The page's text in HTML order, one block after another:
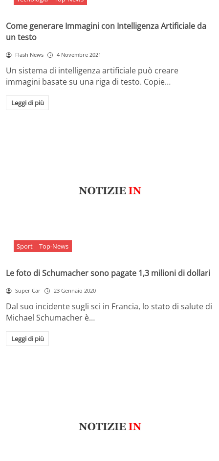
Come generare Immagini con Intelligenza Artificiale da
un testo
Flash News 4 Novembre 2021
Un sistema di intelligenza artificiale può creare
immagini basate su una riga di testo. Copie…
Leggi di più
Sport Top-News
Le foto di Schumacher sono pagate 1,3 milioni di dollari
Super Car 23 Gennaio 2020
Dal suo incidente sugli sci in Francia, lo stato di salute di
Michael Schumacher è…
Leggi di più